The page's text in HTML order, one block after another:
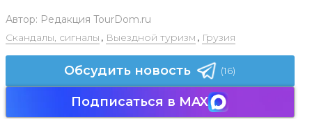
Автор: Редакция TourDom.ru
Скандалы, сигналы , Выездной туризм , Грузия
Обсудить новость (16)
Подписаться в MAX